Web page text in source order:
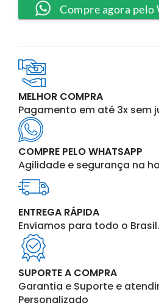
Compre agora pelo
MELHOR COMPRA
Pagamento em até 3x sem
COMPRE PELO WHATSAPP
Agilidade e segurança na
ENTREGA RÁPIDA
Enviamos para todo o
SUPORTE A COMPRA
Garantia e Suporte e
Personalizado